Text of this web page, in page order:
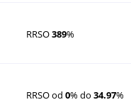
RRSO389%
RRSO od0% do34.97%